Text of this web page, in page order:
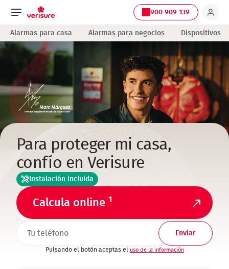
Navegación
principal
Alarmas para casa Alarmas para negocios Dispositivos
900 909 139
Para proteger mi casa,
confío en Verisure
Instalación incluida
Calcula online 1
Pulsando el botón aceptas el uso de la información